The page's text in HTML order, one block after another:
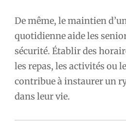
De même, le maintien
quotidienne aide les
sécurité. Établir des
les repas, les activités ou
contribue à instaurer un
dans leur vie.